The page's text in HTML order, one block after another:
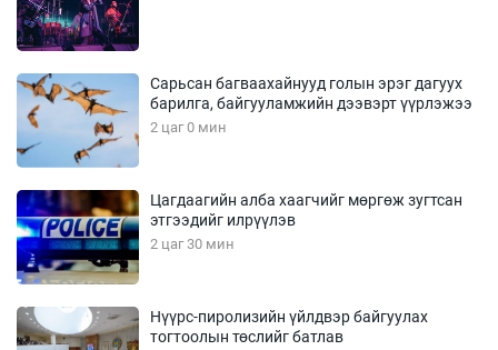
Сарьсан багваахайнууд голын эрэг дагуух
барилга, байгууламжийн дээвэрт үүрлэжээ
2 цаг 0 мин
Цагдаагийн алба хаагчийг мөргөж зугтсан
этгээдийг илрүүлэв
2 цаг 30 мин
Нүүрс-пиролизийн үйлдвэр байгуулах
тогтоолын төслийг батлав